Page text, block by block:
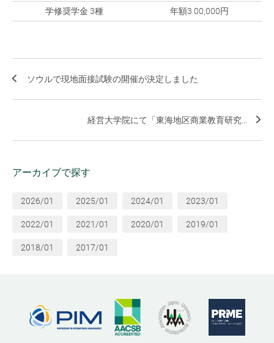
学修奨学金 3種
年額3 00,000円
ソウルで現地面接試験の開催が決定しました
経営大学院にて「東海地区商業教育研究...
アーカイブで探す
2026/01 2025/01 2024/01 2023/01
2022/01 2021/01 2020/01 2019/01
2018/01 2017/01